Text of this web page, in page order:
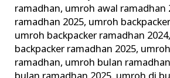
ramadhan, umroh awal ramadhan
ramadhan 2025, umroh
umroh backpacker ramadhan 2024,
backpacker ramadhan 2025,
ramadhan, umroh bulan